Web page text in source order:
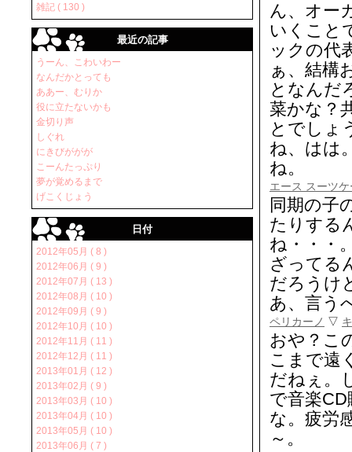
ん、オー
いくこと
ックの代
ぁ、結構
となんだ
菜かな？
とでしょ
ね、はは
ね。
エース スーツ
同期の子
たりする
ね・・・
ざってる
だろうけ
あ、言う
ペリカーノ ▽
おや？こ
こまで遠
だねぇ。
で音楽
な。疲労
～。
雑記 ( 130 )
最近の記事
うーん、こわいわー
なんだかとっても
ああー、むりか
役に立たないかも
金切り声
しぐれ
にきびががが
こーんたっぷり
夢が覚めるまで
げこくじょう
日付
2012年05月 ( 8 )
2012年06月 ( 9 )
2012年07月 ( 13 )
2012年08月 ( 10 )
2012年09月 ( 9 )
2012年10月 ( 10 )
2012年11月 ( 11 )
2012年12月 ( 11 )
2013年01月 ( 12 )
2013年02月 ( 9 )
2013年03月 ( 10 )
2013年04月 ( 10 )
2013年05月 ( 10 )
2013年06月 ( 7 )